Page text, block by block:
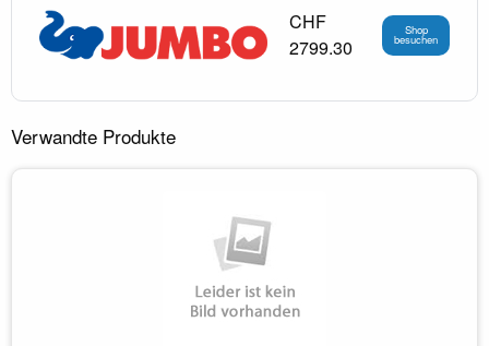
CHF
2799.30
Shop
besuchen
Verwandte Produkte